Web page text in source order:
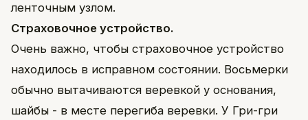
ленточным узлом.
Страховочное устройство.
Очень важно, чтобы страховочное устройство
находилось в исправном состоянии. Восьмерки
обычно вытачиваются веревкой у основания,
шайбы - в месте перегиба веревки. У Гри-гри